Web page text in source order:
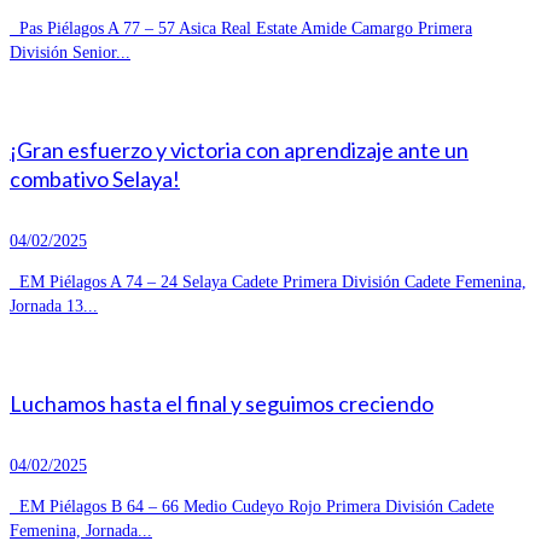
Pas Piélagos A 77 – 57 Asica Real Estate Amide Camargo Primera
División Senior...
¡Gran esfuerzo y victoria con aprendizaje ante un
combativo Selaya!
04/02/2025
EM Piélagos A 74 – 24 Selaya Cadete Primera División Cadete Femenina,
Jornada 13...
Luchamos hasta el final y seguimos creciendo
04/02/2025
EM Piélagos B 64 – 66 Medio Cudeyo Rojo Primera División Cadete
Femenina, Jornada...